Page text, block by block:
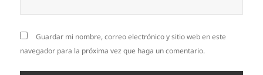
Guardar mi nombre, correo electrónico y sitio web en este
navegador para la próxima vez que haga un comentario.